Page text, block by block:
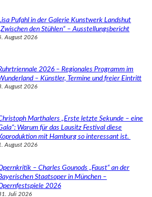
Pufahl in der Galerie Kunstwerk Landshut
den Stühlen“ – Ausstellungsbericht
August 2026
2026 – Regionales Programm im
– Künstler, Termine und freier Eintritt
August 2026
Marthalers „Erste letzte Sekunde – eine
Warum für das Lausitz Festival diese
mit Hamburg so interessant ist.
August 2026
– Charles Gounods „Faust“ an der
Staatsoper in München –
2026
Juli 2026